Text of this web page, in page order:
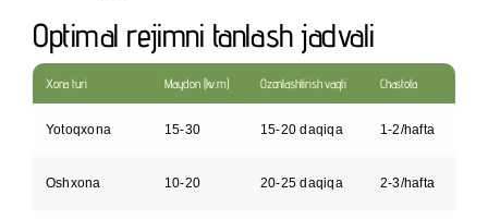
Optimal rejimni tanlash jadvali
Xona turi Maydon (kv.m) Ozonlashtirish vaqti Chastota
Yotoqxona 15-30 15-20 daqiqa 1-2/hafta
Oshxona 10-20 20-25 daqiqa 2-3/hafta